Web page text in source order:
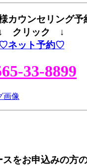
カウンセリング予
クリック ↓
♡ネット予約♡
33-8899
スをお申込みの方